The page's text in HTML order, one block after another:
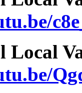
Local